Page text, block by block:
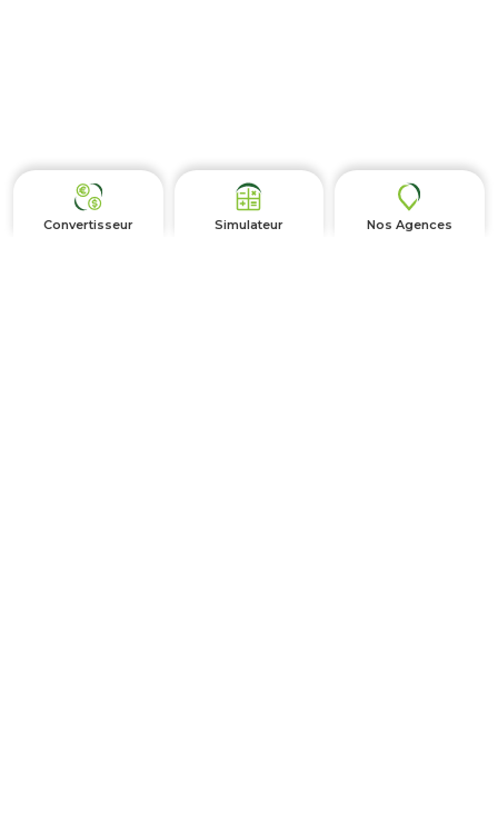
Convertisseur Simulateur Nos Agences